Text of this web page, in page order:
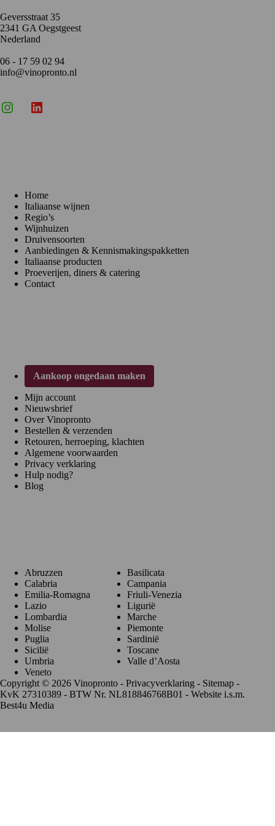
Geversstraat 35
2341 GA Oegstgeest
Nederland
06 - 17 59 02 94
info@vinopronto.nl
InstagramLinkedIn
Home
Italiaanse wijnen
Regio’s
Wijnhuizen
Druivensoorten
Aanbiedingen & Kennismakingspakketten
Italiaanse producten
Proeverijen, diners & catering
Contact
Aankoop ongedaan maken
Mijn account
Nieuwsbrief
Over Vinopronto
Bestellen & verzenden
Retouren, herroeping, klachten
Algemene voorwaarden
Privacy verklaring
Hulp nodig?
Blog
Abruzzen
Basilicata
Calabria
Campania
Emilia-Romagna
Friuli-Venezia
Lazio
Ligurië
Lombardia
Marche
Molise
Piemonte
Puglia
Sardinië
Sicilië
Toscane
Umbria
Valle d’Aosta
Veneto
Copyright © 2026 Vinopronto - Privacyverklaring - Sitemap -
KvK 27310389 - BTW Nr. NL818846768B01 - Website i.s.m.
Best4u Media